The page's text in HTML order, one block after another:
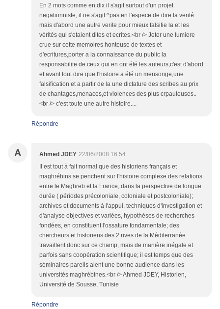
En 2 mots comme en dix il s'agit surtout d'un projet
negationniste, il ne s'agit ^pas en l'espece de dire la verité
mais d'abord une autre verite pour mieux falsifie la et les
vérités qui s'etaient dites et ecrites.<br /> Jeter une lumiere
crue sur cette memoires honteuse de textes et
d'ecritures,porter a la connaissance du public la
responsabilite de ceux qui en ont été les auteurs,c'est d'abord
et avant tout dire que l'histoire a été un mensonge,une
falsification et a partir de la une dictature des scribes au prix
de chantages,menaces,et violences des plus crpauleuses..
<br /> c'est toute une autre histoire....
Répondre
A Ahmed JDEY 22/06/2008 16:54
Il est tout à fait normal que des historiens français et
maghrébins se penchent sur l'histoire complexe des relations
entre le Maghreb et la France, dans la perspective de longue
durée ( périodes précoloniale, coloniale et postcoloniale);
archives et documents à l'appui, techniques d'investigation et
d'analyse objectives et variées, hypothèses de recherches
fondées, en constituent l'ossature fondamentale; des
chercheurs et historiens des 2 rives de la Méditerranée
travaillent donc sur ce champ, mais de manière inégale et
parfois sans coopération scientifique; il est temps que des
séminaires pareils aient une bonne audience dans les
universités maghrébines.<br /> Ahmed JDEY, Historien,
Université de Sousse, Tunisie
Répondre